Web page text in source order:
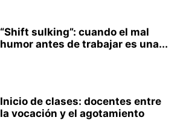
“Shift sulking”: cuando el mal
humor antes de trabajar es una...
Inicio de clases: docentes entre
la vocación y el agotamiento